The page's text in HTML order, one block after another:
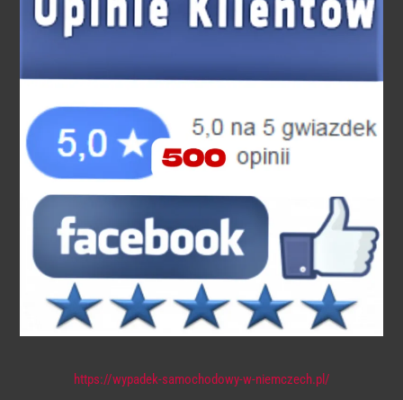
https://wypadek-samochodowy-w-niemczech.pl/